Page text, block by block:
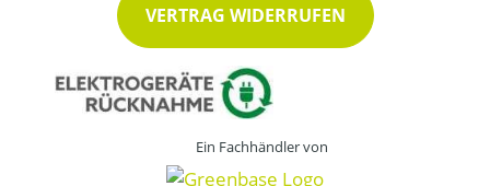
VERTRAG WIDERRUFEN
Ein Fachhändler von